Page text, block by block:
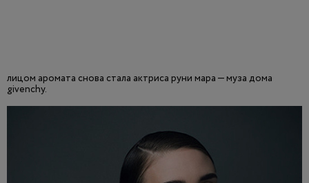
лицом аромата снова стала актриса руни мара — муза дома
givenchy.